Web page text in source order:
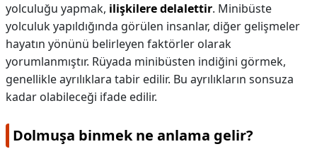
yolculuğu yapmak, ilişkilere delalettir. Minibüste
yolculuk yapıldığında görülen insanlar, diğer gelişmeler
hayatın yönünü belirleyen faktörler olarak
yorumlanmıştır. Rüyada minibüsten indiğini görmek,
genellikle ayrılıklara tabir edilir. Bu ayrılıkların sonsuza
kadar olabileceği ifade edilir.
Dolmuşa binmek ne anlama gelir?